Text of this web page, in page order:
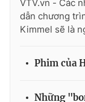
® Cấm sao chép
thuận bằng văn
thông tin từ
VTV.vn - Các
dẫn chương
Kimmel sẽ là
Phim của
Những